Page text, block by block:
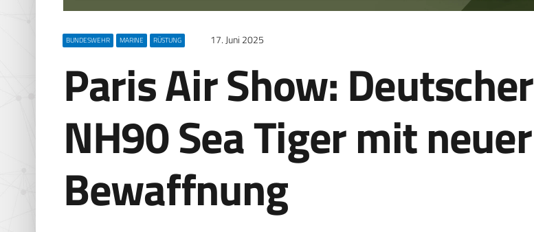
BUNDESWEHR MARINE RÜSTUNG 17. Juni 2025
Paris Air Show: Deutscher
NH90 Sea Tiger mit neuer
Bewaffnung